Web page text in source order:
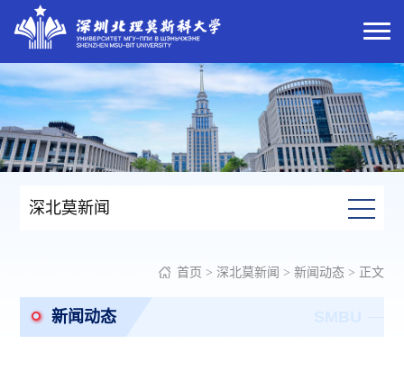
深北莫新闻
首页 > 深北莫新闻 > 新闻动态> 正文
新闻动态